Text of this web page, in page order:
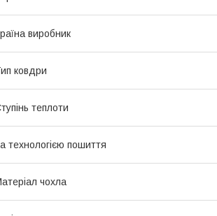
виробник
ковдри
теплоти
технологією пошиття
чохла